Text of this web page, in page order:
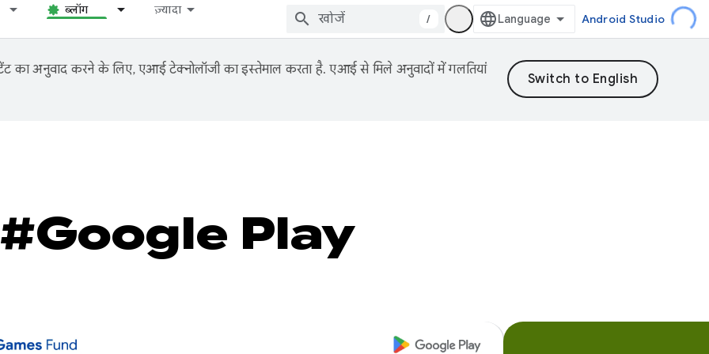
ब्लॉग ज़्यादा
/ Android Studio
का अनुवाद करने के लिए, एआई टेक्नोलॉजी का इस्तेमाल करता है. एआई से मिले अनुवादों में गलतियां
#Google Play